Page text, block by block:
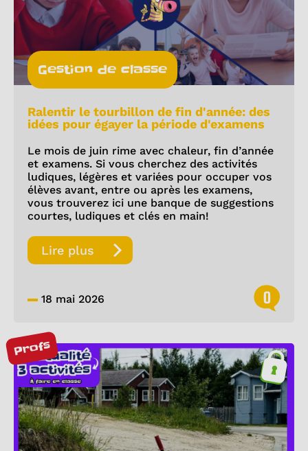
Gestion de classe
Ralentir le tourbillon de fin d'année: des
idées pour égayer la période d'examens
Le mois de juin rime avec chaleur, fin d’année
et examens. Si vous cherchez des activités
ludiques, légères et variées pour occuper vos
élèves avant, entre ou après les examens,
vous trouverez ici une banque de suggestions
courtes, ludiques et clés en main!
Lire plus
18 mai 2026 0
Profs